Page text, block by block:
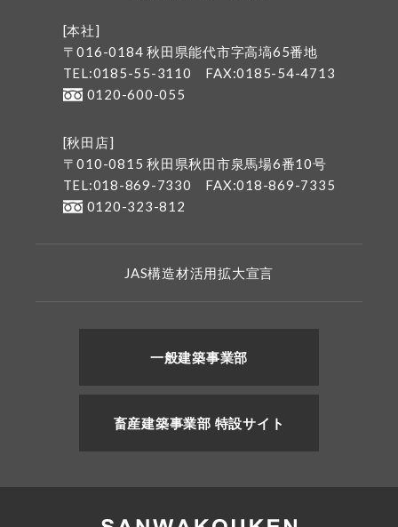
[本社]
〒016-0184 秋田県能代市字高塙65番地
TEL:0185-55-3110
FAX:0185-54-4713
0120-600-055
[秋田店]
〒010-0815 秋田県秋田市泉馬場6番10号
TEL:018-869-7330
FAX:018-869-7335
0120-323-812
JAS構造材活用拡大宣言
一般建築事業部
畜産建築事業部 特設サイト